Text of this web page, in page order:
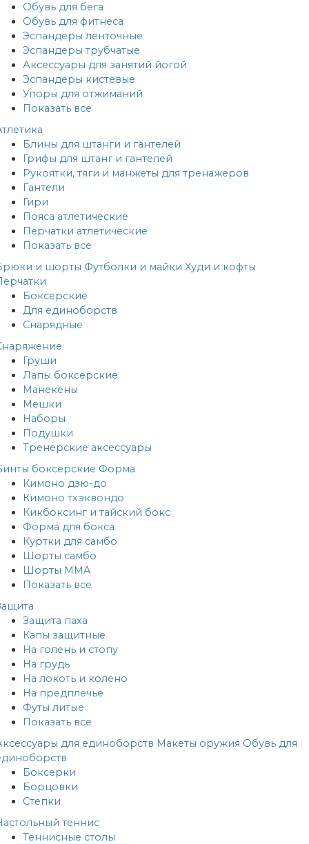
Обувь для бега
Обувь для фитнеса
Эспандеры ленточные
Эспандеры трубчатые
Аксессуары для занятий йогой
Эспандеры кистевые
Упоры для отжиманий
Показать все
Блины для штанги и гантелей
Грифы для штанг и гантелей
Рукоятки, тяги и манжеты для тренажеров
Гантели
Гири
Пояса атлетические
Перчатки атлетические
Показать все
и шорты Футболки и майки Худи и кофты
Боксерские
Для единоборств
Снарядные
Груши
Лапы боксерские
Манекены
Мешки
Наборы
Подушки
Тренерские аксессуары
боксерские Форма
Кимоно дзю-до
Кимоно тхэквондо
Кикбоксинг и тайский бокс
Форма для бокса
Куртки для самбо
Шорты самбо
Шорты MMA
Показать все
Защита паха
Капы защитные
На голень и стопу
На грудь
На локоть и колено
На предплечье
Футы литые
Показать все
для единоборств Макеты оружия Обувь для
Боксерки
Борцовки
Степки
теннис
Теннисные столы